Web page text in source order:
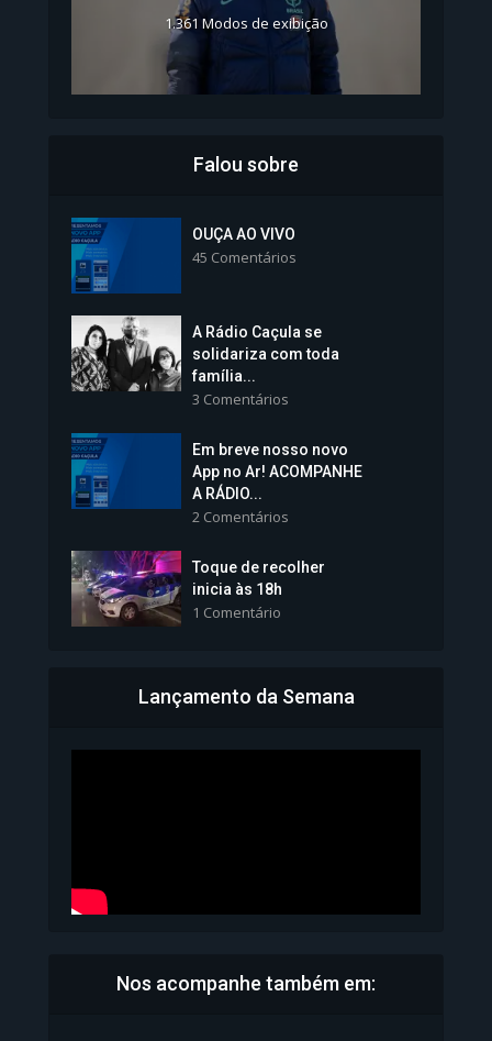
1.361 Modos de exibição
Colégios da Polícia...
Vice-Prefeita Sheila Lemos
tomará posse nesta...
1.101 Modos de exibição
Bahia inicia emissão da
Falou sobre
OUÇA AO VIVO
45 Comentários
A Rádio Caçula se
solidariza com toda
família...
3 Comentários
Em breve nosso novo
App no Ar! ACOMPANHE
A RÁDIO...
2 Comentários
Toque de recolher
inicia às 18h
1 Comentário
Lançamento da Semana
Nos acompanhe também em: